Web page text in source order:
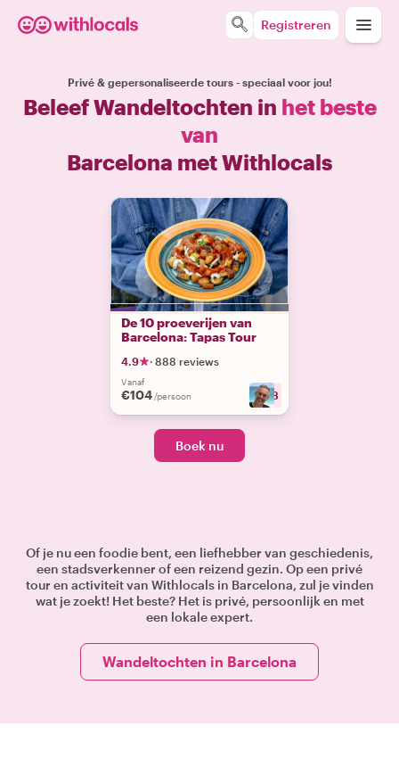
Registreren
Privé & gepersonaliseerde tours - speciaal voor jou!
Beleef Wandeltochten in het beste
van
Barcelona met Withlocals
De 10 proeverijen van
Barcelona: Tapas Tour
4.9 · 888 reviews
Vanaf
€104 /persoon +23
Boek nu
Of je nu een foodie bent, een liefhebber van geschiedenis,
een stadsverkenner of een reizend gezin. Op een privé
tour en activiteit van Withlocals in Barcelona, zul je vinden
wat je zoekt! Het beste? Het is privé, persoonlijk en met
een lokale expert.
Wandeltochten in Barcelona